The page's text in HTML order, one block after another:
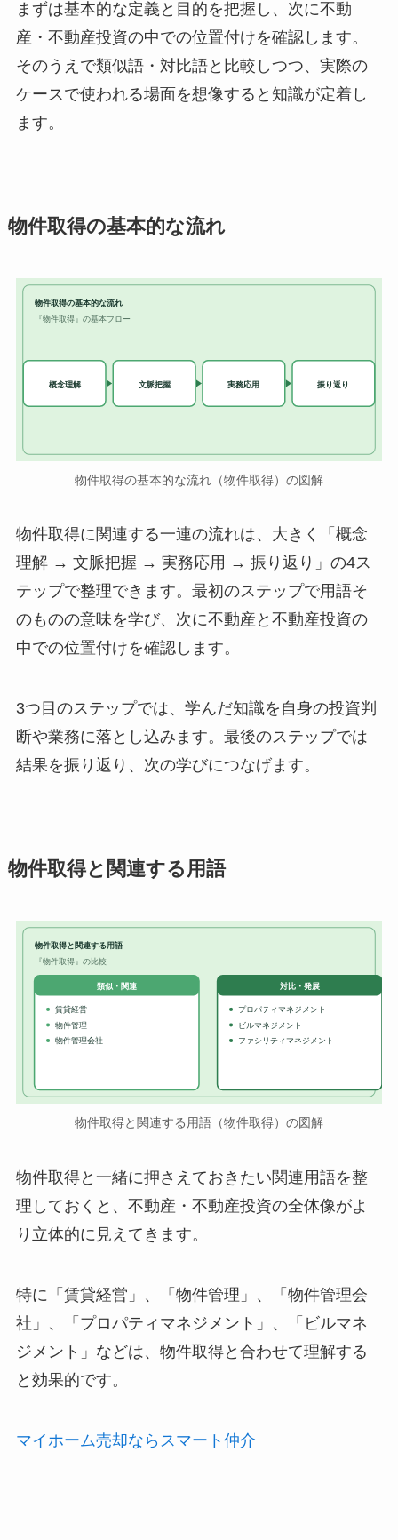
まずは基本的な定義と目的を把握し、次に不動
産・不動産投資の中での位置付けを確認します。
そのうえで類似語・対比語と比較しつつ、実際の
ケースで使われる場面を想像すると知識が定着し
ます。
物件取得の基本的な流れ
物件取得の基本的な流れ
『物件取得』の基本フロー
概念理解 文脈把握 実務応用 振り返り
物件取得の基本的な流れ（物件取得）の図解
物件取得に関連する一連の流れは、大きく「概念
理解 → 文脈把握 → 実務応用 → 振り返り」の4ス
テップで整理できます。最初のステップで用語そ
のものの意味を学び、次に不動産と不動産投資の
中での位置付けを確認します。
3つ目のステップでは、学んだ知識を自身の投資判
断や業務に落とし込みます。最後のステップでは
結果を振り返り、次の学びにつなげます。
物件取得と関連する用語
物件取得と関連する用語
『物件取得』の比較
類似・関連
賃貸経営
物件管理
物件管理会社
対比・発展
プロパティマネジメント
ビルマネジメント
ファシリティマネジメント
物件取得と関連する用語（物件取得）の図解
物件取得と一緒に押さえておきたい関連用語を整
理しておくと、不動産・不動産投資の全体像がよ
り立体的に見えてきます。
特に「賃貸経営」、「物件管理」、「物件管理会
社」、「プロパティマネジメント」、「ビルマネ
ジメント」などは、物件取得と合わせて理解する
と効果的です。
マイホーム売却ならスマート仲介